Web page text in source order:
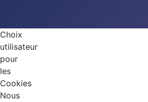
Choix
utilisateur
pour
les
Cookies
Nous